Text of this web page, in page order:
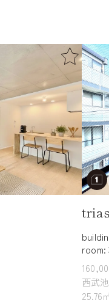
room:
西武
25.76